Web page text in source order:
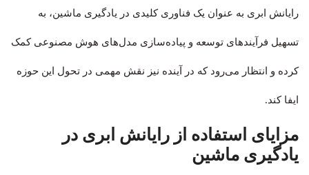
رایانش ابری به عنوان یک فناوری کلیدی در یادگیری ماشین، به
تسهیل فرآیندهای توسعه و پیاده‌سازی مدل‌های هوش مصنوعی کمک
کرده و انتظار می‌رود که در آینده نیز نقش مهمی در تحول این حوزه
ایفا کند.
مزایای استفاده از رایانش ابری در
یادگیری ماشین